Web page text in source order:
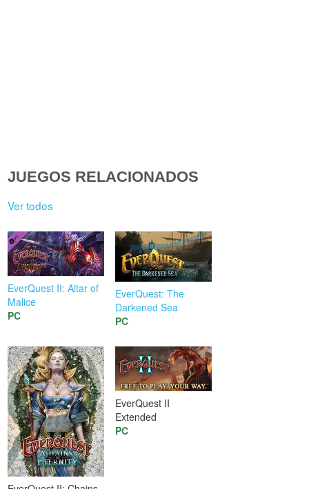
JUEGOS RELACIONADOS
Ver todos
EverQuest II: Altar of
Malice
PC
EverQuest: The
Darkened Sea
PC
EverQuest II
Extended
PC